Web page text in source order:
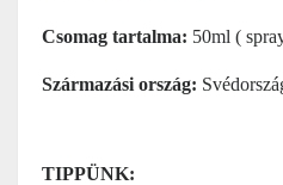
Csomag tartalma: 50ml (
Származási ország:
TIPPÜNK: